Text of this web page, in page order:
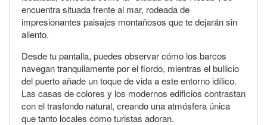
encuentra situada frente al mar, rodeada de
impresionantes paisajes montañosos que te dejarán sin
aliento.
Desde tu pantalla, puedes observar cómo los barcos
navegan tranquilamente por el fiordo, mientras el bullicio
del puerto añade un toque de vida a este entorno idílico.
Las casas de colores y los modernos edificios contrastan
con el trasfondo natural, creando una atmósfera única
que tanto locales como turistas adoran.